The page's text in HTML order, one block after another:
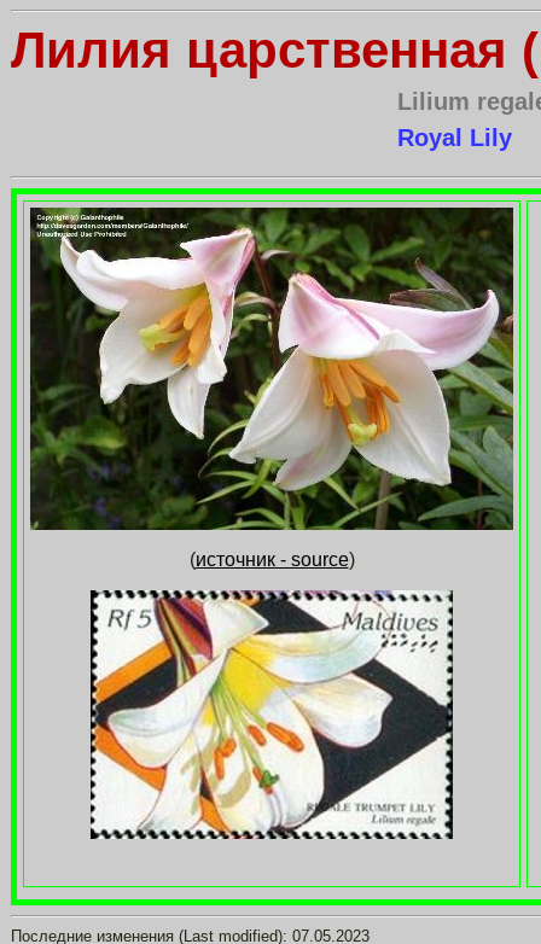
Лилия царственная
Lilium
Royal Lily
(источник - source)
Последние изменения (Last modified): 07.05.2023